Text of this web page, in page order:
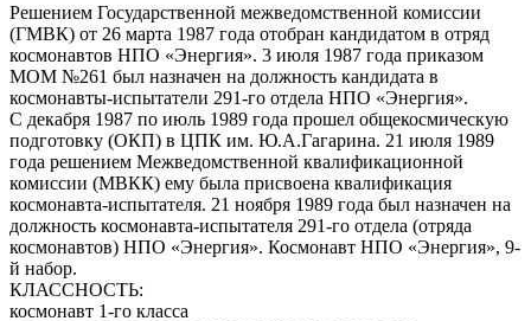
Решением Государственной межведомственной комиссии
(ГМВК) от 26 марта 1987 года отобран кандидатом в отряд
космонавтов НПО «Энергия». 3 июля 1987 года приказом
MOM №261 был назначен на должность кандидата в
космонавты-испытатели 291-го отдела НПО «Энергия».
С декабря 1987 по июль 1989 года прошел общекосмическую
подготовку (ОКП) в ЦПК им. Ю.А.Гагарина. 21 июля 1989
года решением Межведомственной квалификационной
комиссии (МВКК) ему была присвоена квалификация
космонавта-испытателя. 21 ноября 1989 года был назначен на
должность космонавта-испытателя 291-го отдела (отряда
космонавтов) НПО «Энергия». Космонавт НПО «Энергия», 9-
й набор.
КЛАССНОСТЬ:
космонавт 1-го класса